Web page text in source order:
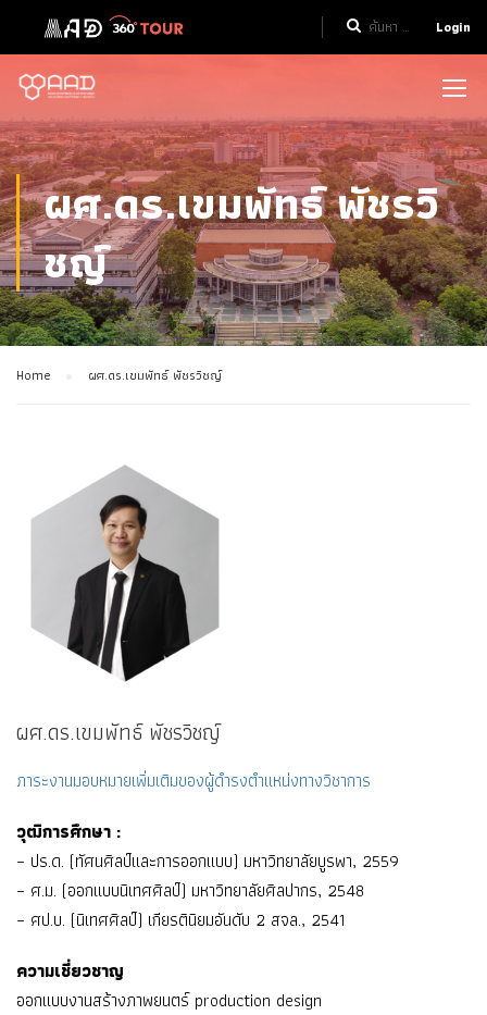
Login
ผศ.ดร.เขมพัทธ์ พัชรวิ
ชญ์
Home ผศ.ดร.เขมพัทธ์ พัชรวิชญ์
ผศ.ดร.เขมพัทธ์ พัชรวิชญ์
ภาระงานมอบหมายเพิ่มเติมของผู้ดำรงตำแหน่งทางวิชาการ
วุฒิการศึกษา :
– ปร.ด. (ทัศนศิลป์และการออกแบบ) มหาวิทยาลัยบูรพา, 2559
– ศ.ม. (ออกแบบนิเทศศิลป์) มหาวิทยาลัยศิลปากร, 2548
– ศป.บ. (นิเทศศิลป์) เกียรตินิยมอันดับ 2 สจล., 2541
ความเชี่ยวชาญ
ออกแบบงานสร้างภาพยนตร์ production design